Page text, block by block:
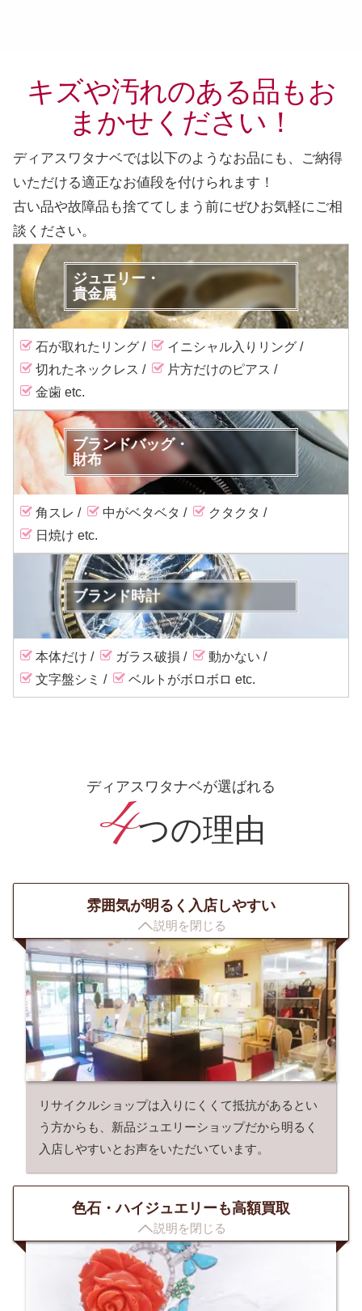
キズや汚れのある品もお
まかせください！
ディアスワタナベでは以下のようなお品にも、ご納得
いただける適正なお値段を付けられます！
古い品や故障品も捨ててしまう前にぜひお気軽にご相
談ください。
ジュエリー・
貴金属
石が取れたリング
イニシャル入りリング
切れたネックレス
片方だけのピアス
金歯
ブランドバッグ・
財布
角スレ 中がベタベタ
クタクタ
日焼け
ブランド時計
本体だけ ガラス破損
動かない
文字盤シミ
ベルトがボロボロ
ディアスワタナベが選ばれる
4つの理由
雰囲気が明るく入店しやすい
説明を閉じる
リサイクルショップは入りにくくて抵抗があるとい
う方からも、新品ジュエリーショップだから明るく
入店しやすいとお声をいただいています。
色石・ハイジュエリーも高額買取
説明を閉じる